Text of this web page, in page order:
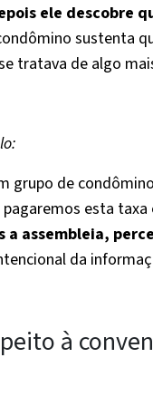
ele descobre
sustenta
tratava de algo
grupo de
esta
a assembleia,
da
à